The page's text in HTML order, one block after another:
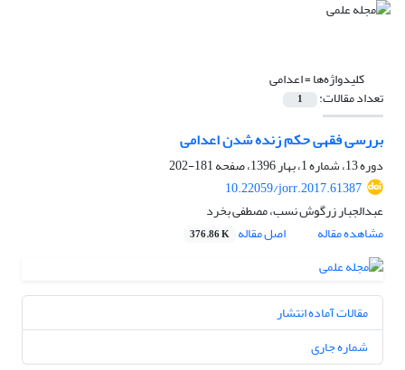
کلیدواژه‌ها =اعدامی
تعداد مقالات: 1
بررسی فقهی حکم زنده شدن اعدامی
دوره 13، شماره 1، بهار 1396، صفحه
181-202
10.22059/jorr.2017.61387
عبدالجبار زرگوش نسب، مصطفی بخرد
مشاهده مقاله
اصل مقاله 376.86 K
مقالات آماده انتشار
شماره جاری